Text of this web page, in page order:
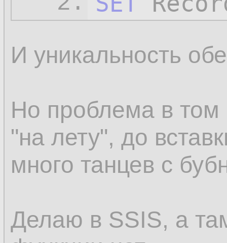
И уникальность
Но проблема в том
"на лету", до
много танцев с
Делаю в SSIS, а